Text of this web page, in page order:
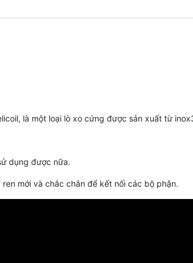
là một loại lò xo cứng được sản xuất từ
dụng được nữa.
mới và chắc chắn để kết nối các bộ phận.